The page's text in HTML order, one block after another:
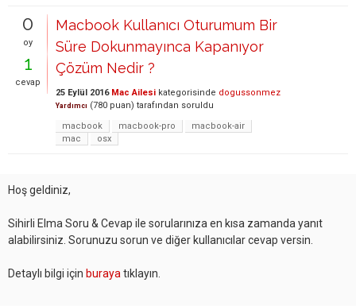
0
oy
1
cevap
Macbook Kullanıcı Oturumum Bir
Süre Dokunmayınca Kapanıyor
Çözüm Nedir ?
25 Eylül 2016 Mac Ailesi kategorisinde dogussonmez
Yardımcı (780 puan) tarafından soruldu
macbook
macbook-pro
macbook-air
mac
osx
Hoş geldiniz,
Sihirli Elma Soru & Cevap ile sorularınıza en kısa zamanda yanıt
alabilirsiniz. Sorunuzu sorun ve diğer kullanıcılar cevap versin.
Detaylı bilgi için buraya tıklayın.